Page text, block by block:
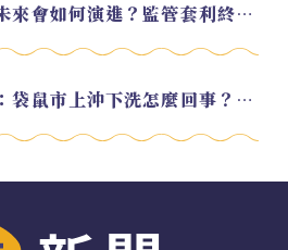
EP.217 美元穩定幣未來會如何演進？監管套利終將收斂？feat. 研究員 余哲安
EP.213 川普大攪局：袋鼠市上沖下洗怎麼回事？feat. Alvin